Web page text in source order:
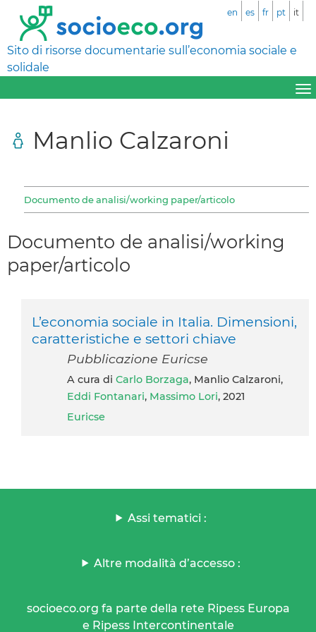
Sito di risorse documentarie sull’economia sociale e
solidale
en es fr pt it
Manlio Calzaroni
Documento de analisi/working paper/articolo
Documento de analisi/working
paper/articolo
L’economia sociale in Italia. Dimensioni,
caratteristiche e settori chiave
Pubblicazione Euricse
A cura di Carlo Borzaga, Manlio Calzaroni,
Eddi Fontanari, Massimo Lori, 2021
Euricse
Assi tematici :
Altre modalità d’accesso :
socioeco.org fa parte della rete Ripess Europa
e Ripess Intercontinentale